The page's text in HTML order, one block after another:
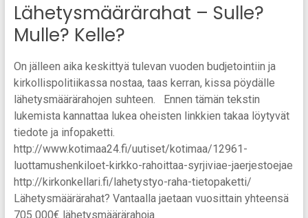
Lähetysmäärärahat – Sulle?
Mulle? Kelle?
On jälleen aika keskittyä tulevan vuoden budjetointiin ja
kirkollispolitiikassa nostaa, taas kerran, kissa pöydälle
lähetysmäärärahojen suhteen. Ennen tämän tekstin
lukemista kannattaa lukea oheisten linkkien takaa löytyvät
tiedote ja infopaketti.
http://www.kotimaa24.fi/uutiset/kotimaa/12961-
luottamushenkiloet-kirkko-rahoittaa-syrjiviae-jaerjestoejae
http://kirkonkellari.fi/lahetystyo-raha-tietopaketti/
Lähetysmäärärahat? Vantaalla jaetaan vuosittain yhteensä
705 000€ lähetysmäärärahoja